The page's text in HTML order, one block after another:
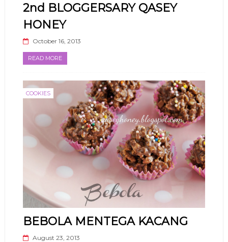
2nd BLOGGERSARY QASEY
HONEY
October 16, 2013
READ MORE
COOKIES
BEBOLA MENTEGA KACANG
August 23, 2013